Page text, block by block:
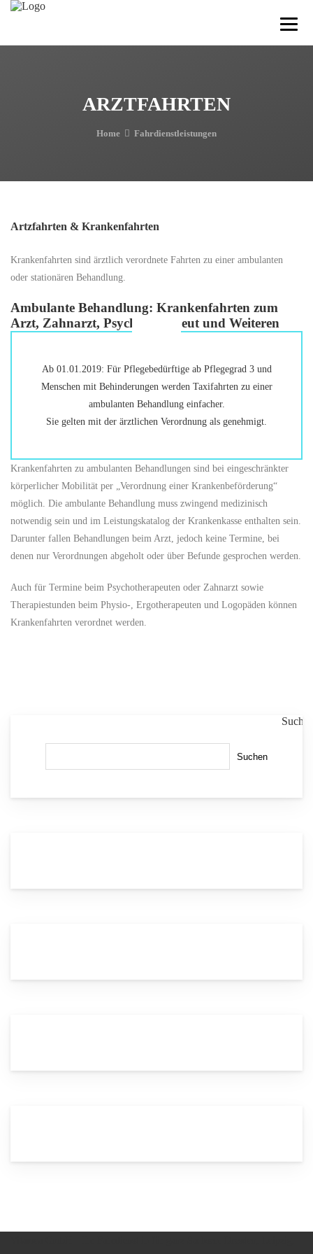
ARZTFAHRTEN
Home Fahrdienstleistungen
Artzfahrten & Krankenfahrten
Krankenfahrten sind ärztlich verordnete Fahrten zu einer ambulanten
oder stationären Behandlung.
Ambulante Behandlung: Krankenfahrten zum
Arzt, Zahnarzt, Psychotherapeut und Weiteren
Ab 01.01.2019: Für Pflegebedürftige ab Pflegegrad 3 und
Menschen mit Behinderungen werden Taxifahrten zu einer
ambulanten Behandlung einfacher.
Sie gelten mit der ärztlichen Verordnung als genehmigt.
Krankenfahrten zu ambulanten Behandlungen sind bei eingeschränkter
körperlicher Mobilität per „Verordnung einer Krankenbeförderung“
möglich. Die ambulante Behandlung muss zwingend medizinisch
notwendig sein und im Leistungskatalog der Krankenkasse enthalten sein.
Darunter fallen Behandlungen beim Arzt, jedoch keine Termine, bei
denen nur Verordnungen abgeholt oder über Befunde gesprochen werden.
Auch für Termine beim Psychotherapeuten oder Zahnarzt sowie
Therapiestunden beim Physio-, Ergotherapeuten und Logopäden können
Krankenfahrten verordnet werden.
Suchen